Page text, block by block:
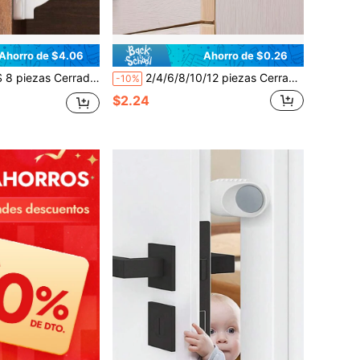
de $4.06
de para niños, adecuadas para armarios y cajones, autoadhesivas de fácil instalación
Ahorro de $0.26
-10% 2/4/6/8/10/12 piezas Cerraduras de transparentes para niños - Cerraduras ajustables para cajones, puertas de gabinete, refrigerador, sin necesidad de perforar, diseño antirrobo, flexible de varios ángulos, longitud de 145 mm, material de plástico, instalación no destructiva, protección de muebles, cerraduras de modernas
$2.24